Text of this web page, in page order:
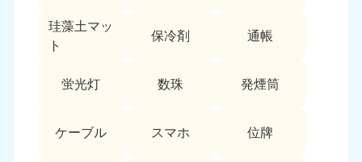
珪藻土マッ
ト
保冷剤 通帳
蛍光灯 数珠 発煙筒
ケーブル スマホ 位牌
9:00〜19:00 年中無休 9:00〜19:00 年中無休
長崎県
050-1880-9891
鹿児島県
050-1880-9889